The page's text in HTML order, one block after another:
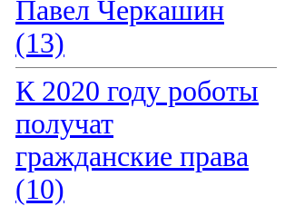
Павел Черкашин
(13)
К 2020 году роботы
получат
гражданские права
(10)